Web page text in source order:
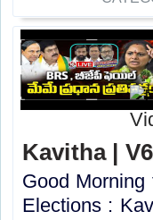
Kavitha |
Good
Elections :